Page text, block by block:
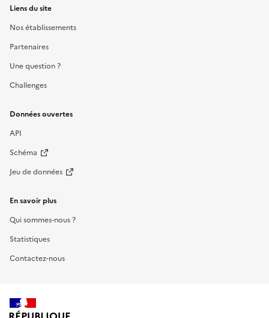
Liens du site
Nos établissements
Partenaires
Une question ?
Challenges
Données ouvertes
API
Schéma
Jeu de données
En savoir plus
Qui sommes-nous ?
Statistiques
Contactez-nous